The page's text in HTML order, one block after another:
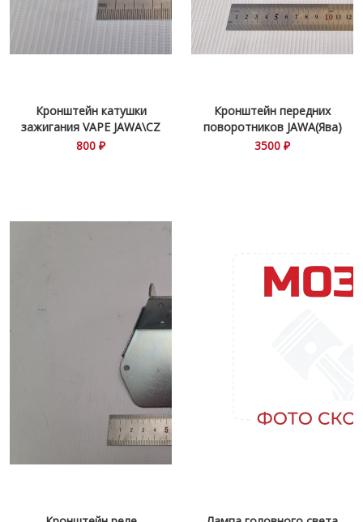
Кронштейн катушки
зажигания VAPE JAWA\CZ
800 ₽
Кронштейн передних
поворотников JAWA(Ява)
559\360
3500 ₽